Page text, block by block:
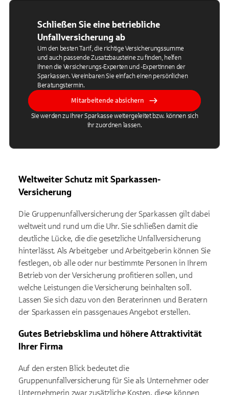
Schließen Sie eine betriebliche
Unfallversicherung ab
Um den besten Tarif, die richtige Versicherungssumme
und auch passende Zusatzbausteine zu finden, helfen
Ihnen die Versicherungs-Experten und -Expertinnen der
Sparkassen. Vereinbaren Sie einfach einen persönlichen
Beratungstermin.
Mitarbeitende absichern
Sie werden zu Ihrer Sparkasse weitergeleitet bzw. können sich
ihr zuordnen lassen.
Weltweiter Schutz mit Sparkassen-
Versicherung
Die Gruppenunfallversicherung der Sparkassen gilt dabei
weltweit und rund um die Uhr. Sie schließen damit die
deutliche Lücke, die die gesetzliche Unfallversicherung
hinterlässt. Als Arbeitgeber und Arbeitgeberin können Sie
festlegen, ob alle oder nur bestimmte Personen in Ihrem
Betrieb von der Versicherung profitieren sollen, und
welche Leistungen die Versicherung beinhalten soll.
Lassen Sie sich dazu von den Beraterinnen und Beratern
der Sparkassen ein passgenaues Angebot erstellen.
Gutes Betriebsklima und höhere Attraktivität
Ihrer Firma
Auf den ersten Blick bedeutet die
Gruppenunfallversicherung für Sie als Unternehmer oder
Unternehmerin zwar zusätzliche Kosten, diese können